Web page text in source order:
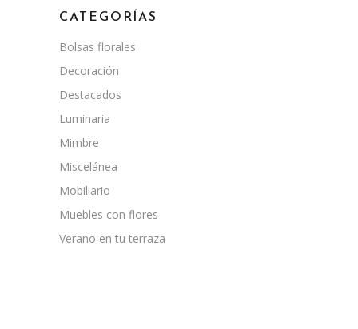
CATEGORÍAS
Bolsas florales
Decoración
Destacados
Luminaria
Mimbre
Miscelánea
Mobiliario
Muebles con flores
Verano en tu terraza